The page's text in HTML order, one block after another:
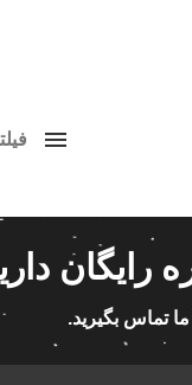
موجود در انبار
رایگان
تماس بگیرید.